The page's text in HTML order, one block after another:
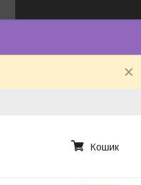
Кошик